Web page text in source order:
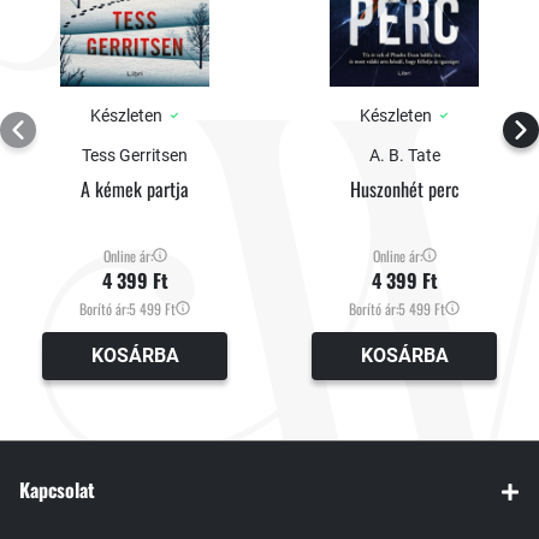
Készleten
Tess Gerritsen
A kémek partja
Online ár:
4 399 Ft
Borító ár:5 499 Ft
KOSÁRBA
Készleten
A. B. Tate
Huszonhét perc
Online ár:
4 399 Ft
Borító ár:5 499 Ft
KOSÁRBA
Kapcsolat